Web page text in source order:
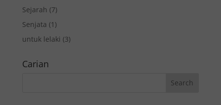
Sejarah (7)
Senjata (1)
untuk lelaki (3)
Carian